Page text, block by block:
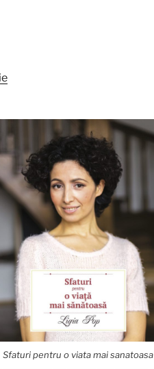
Sfaturi pentru o viata mai sanatoasa